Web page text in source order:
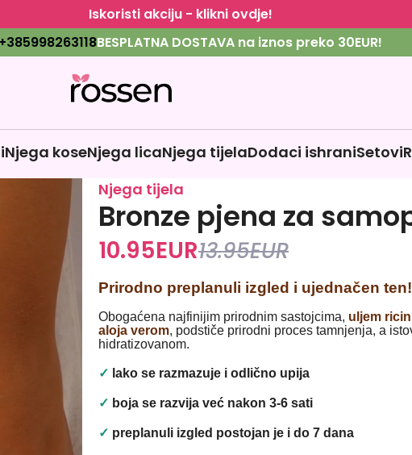
Iskoristi akciju - klikni ovdje!
BESPLATNA DOSTAVA na iznos preko 30EUR!
Njega koseNjega licaNjega tijelaDodaci ishraniSetovi
Njega tijela
Bronze pjena za
10.95EUR13.95EUR
Prirodno preplanuli izgled i ujednačen ten!
Obogaćena najfinijim prirodnim sastojcima, uljem
aloja verom, podstiče prirodni proces tamnjenja, a
hidratizovanom.
✓ lako se razmazuje i odlično upija
✓ boja se razvija već nakon 3-6 sati
✓ preplanuli izgled postojan je i do 7 dana